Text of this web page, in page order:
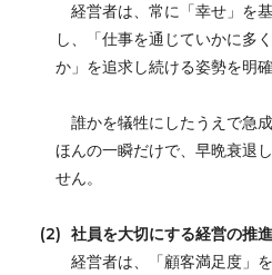
経営者は、常に「幸せ」を
し、「仕事を通じていかに多
か」を追求し続ける姿勢を明
誰かを犠牲にしたうえで急
ほんの一瞬だけで、早晩衰退
せん。
(2) 社員を大切にする経営の推進
経営者は、「顧客満足度」